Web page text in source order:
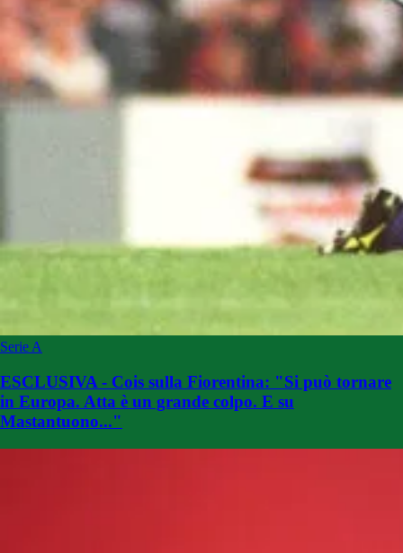
Serie A
ESCLUSIVA - Cois sulla Fiorentina: "Si può tornare
in Europa. Atta è un grande colpo. E su
Mastantuono..."